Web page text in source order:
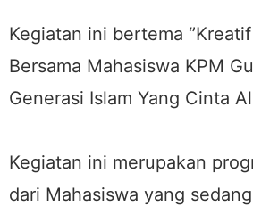
Kegiatan ini bertema
Bersama Mahasiswa KPM
Generasi Islam Yang Cinta Al-
Kegiatan ini merupakan
dari Mahasiswa yang